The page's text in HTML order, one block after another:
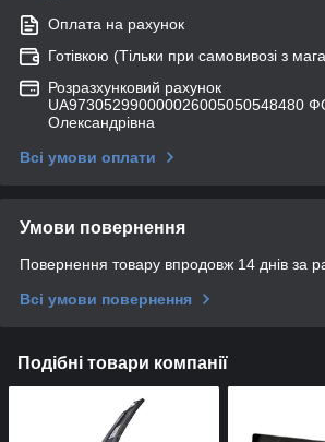
Оплата на рахунок
Готівкою (Тільки при самовивозі з
Розразхунковий рахунок
UA973052990000026005050548480
Олександрівна
Всі умови оплати
Умови повернення
Повернення товару впродовж 14 днів за
Всі умови повернення
Подібні товари компанії